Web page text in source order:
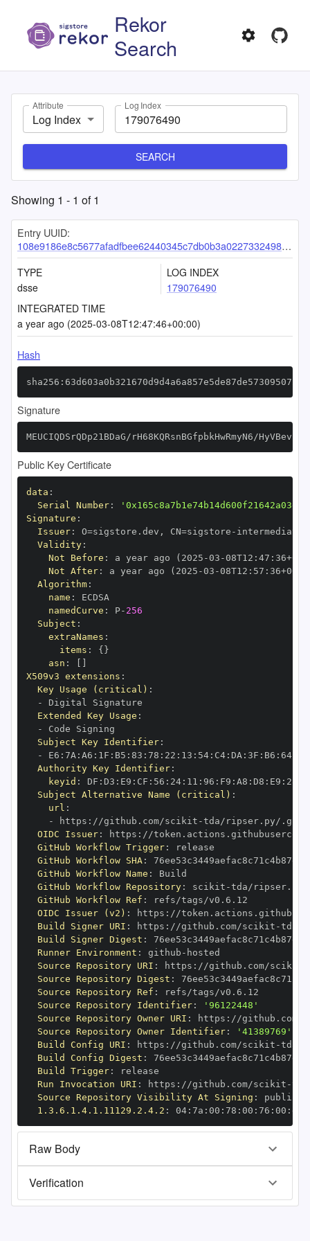
Rekor
Search
Attribute
Log Index
Log Index
SEARCH
Showing 1 - 1 of1
Entry UUID:
108e9186e8c5677afadfbee62440345c7db0b3a02273324983a15c2f6f013c1cf2b9365937f1c7d4
TYPE
dsse
LOG INDEX
179076490
INTEGRATED TIME
a year ago (2025-03-08T12:47:46+00:00)
Hash
Signature
MEUCIQDSrQDp21BDaG/rH68KQRsnBGfpbkHwRmyN6/
Public Key Certificate
data :
Serial Number:
Signature :
Issuer: O=sigstore.dev , CN=sigstore -
Validity:
Not Before : a year ago (2025 -03 -08T12 : 47 : 36+00
Not After: a year ago (2025 -03 -08T12 : 57 : 36+00
Algorithm:
name :
namedCurve : P- 256
Subject :
extraNames :
items : { }
asn :
X509v3 extensions :
Key Usage (critical) :
-
Extended Key Usage :
-
Subject Key Identifier:
-
E6 : 7A : A6 : 1F : B5 : 83 : 78 : 22 : 13 : 54: C4: DA : 3F : B6 : 64:
Authority Key Identifier:
keyid : DF : D3 : E9 : CF : 56 : 24: 11 : 96 : F9 : A8 : D8 : E9 : 28
Subject Alternative Name (critical) :
url :
-
https : //github.com/scikit -
OIDC Issuer: https :
GitHub Workflow Trigger:
GitHub Workflow SHA:
GitHub Workflow Name :
GitHub Workflow Repository: scikit -
GitHub Workflow Ref :
OIDC Issuer (v2) : https :
Build Signer URI : https : //github.com/scikit -
Build Signer Digest :
Runner Environment : github -
Source Repository URI : https : //github.com/scikit
Source Repository Digest :
Source Repository Ref :
Source Repository Identifier:
'96122448'
Source Repository Owner URI : https : //github.com/
Source Repository Owner Identifier:
'41389769'
Build Config URI : https : //github.com/scikit -
Build Config Digest :
Build Trigger:
Run Invocation URI : https : //github.com/scikit -
Source Repository Visibility At Signing :
1.3.6.1.4.1.11129.2.4.2 : 04: 7a : 00 : 78 : 00 : 76 : 00 : dd
Raw Body
Verification